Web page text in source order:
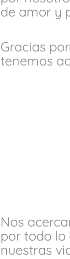
de amor y
Gracias
tenemos
Nos
por todo lo
nuestras